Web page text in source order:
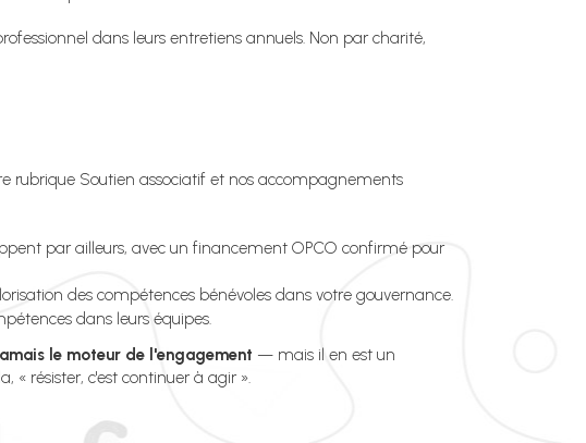
dans leurs entretiens annuels. Non par charité,
rubrique Soutien associatif et nos accompagnements
par ailleurs, avec un financement OPCO confirmé pour
des compétences bénévoles dans votre gouvernance.
dans leurs équipes.
le moteur de l'engagement — mais il en est un
« résister, c'est continuer à agir ».